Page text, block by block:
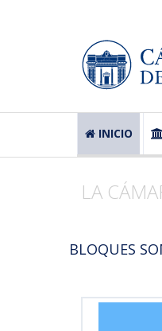
INICIO
LA
BLOQUES